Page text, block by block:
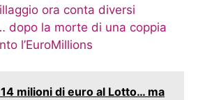
ora conta diversi
dopo la morte di una coppia
l’EuroMillions
milioni di euro al Lotto… ma